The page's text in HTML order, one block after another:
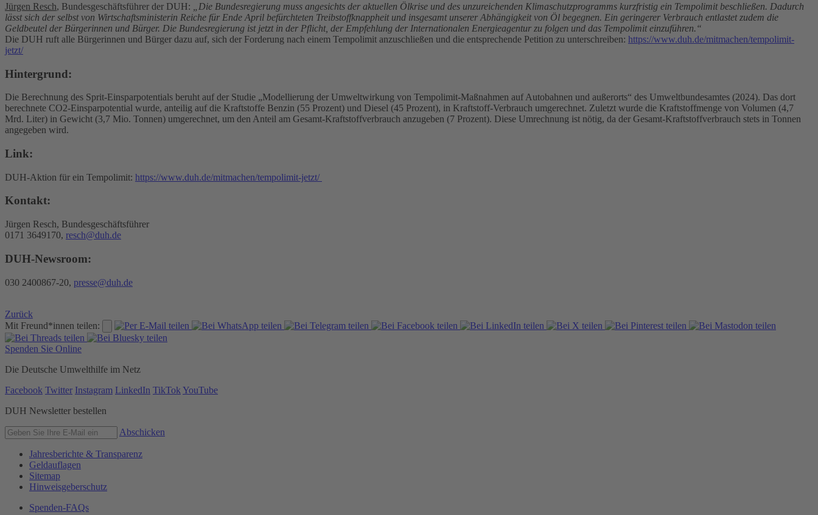
Jürgen Resch, Bundesgeschäftsführer der DUH:
„Die Bundesregierung muss angesichts der aktuellen Ölkrise und des unzureichenden Klimaschutzprogramms kurzfristig ein Tempolimit beschließen. Dadurch
lässt sich der selbst von Wirtschaftsministerin Reiche für Ende April befürchteten Treibstoffknappheit und insgesamt unserer Abhängigkeit von Öl begegnen. Ein geringerer Verbrauch entlastet zudem die
Geldbeutel der Bürgerinnen und Bürger. Die Bundesregierung ist jetzt in der Pflicht, der Empfehlung der Internationalen Energieagentur zu folgen und das Tempolimit einzuführen.“
Die DUH ruft alle Bürgerinnen und Bürger dazu auf, sich der Forderung nach einem Tempolimit anzuschließen und die entsprechende Petition zu unterschreiben: https://www.duh.de/mitmachen/tempolimit-
jetzt/
Hintergrund:
Die Berechnung des Sprit-Einsparpotentials beruht auf der Studie „Modellierung der Umweltwirkung von Tempolimit-Maßnahmen auf Autobahnen und außerorts“ des Umweltbundesamtes (2024). Das dort
berechnete CO2-Einsparpotential wurde, anteilig auf die Kraftstoffe Benzin (55 Prozent) und Diesel (45 Prozent), in Kraftstoff-Verbrauch umgerechnet. Zuletzt wurde die Kraftstoffmenge von Volumen (4,7
Mrd. Liter) in Gewicht (3,7 Mio. Tonnen) umgerechnet, um den Anteil am Gesamt-Kraftstoffverbrauch anzugeben (7 Prozent). Diese Umrechnung ist nötig, da der Gesamt-Kraftstoffverbrauch stets in Tonnen
angegeben wird.
Link:
DUH-Aktion für ein Tempolimit: https://www.duh.de/mitmachen/tempolimit-jetzt/
Kontakt:
Jürgen Resch, Bundesgeschäftsführer
0171 3649170, resch@duh.de
DUH-Newsroom:
030 2400867-20, presse@duh.de
Zurück
Mit Freund*innen teilen:
Spenden Sie Online
Die Deutsche Umwelthilfe im Netz
Facebook Twitter Instagram LinkedIn TikTok YouTube
DUH Newsletter bestellen
Abschicken
Jahresberichte & Transparenz
Geldauflagen
Sitemap
Hinweisgeberschutz
Spenden-FAQs